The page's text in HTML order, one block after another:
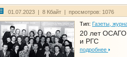
01.07.2023 | 8 Кбайт | просмотров: 1076
Тип: Газеты,
20 лет
и РГС
подробнее